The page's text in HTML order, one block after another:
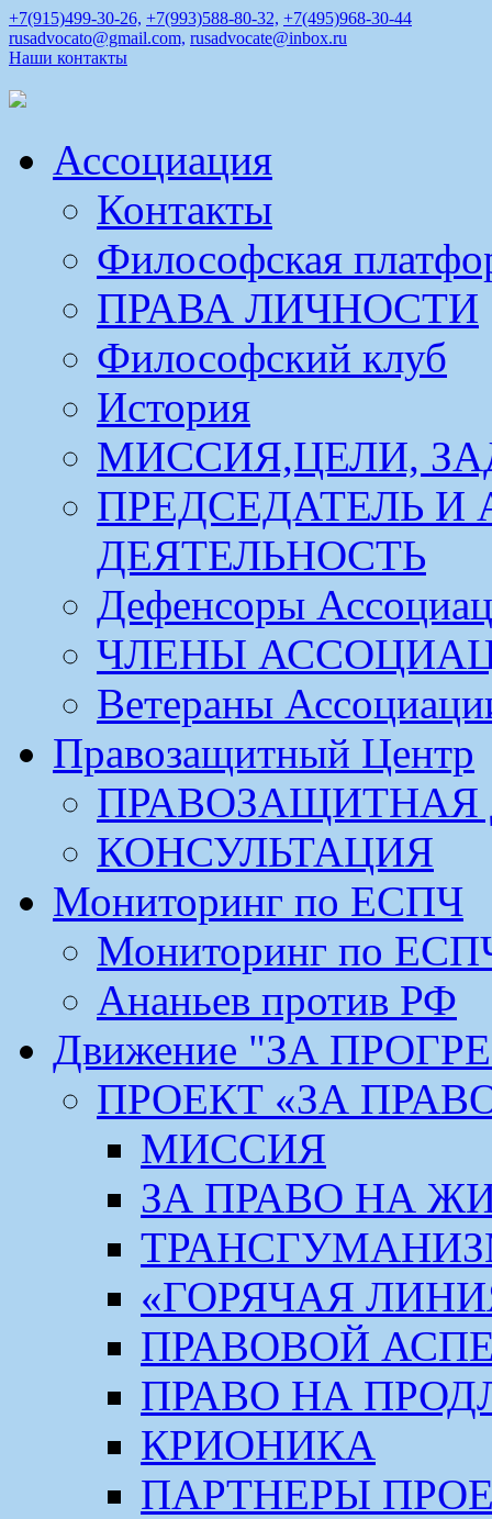
+7(915)499-30-26, +7(993)588-80-32, +7(495)968-30-44
rusadvocato@gmail.com, rusadvocate@inbox.ru
Наши контакты
Ассоциация
Контакты
Философская
ПРАВА ЛИЧНОСТИ
Философский клуб
История
МИССИЯ,ЦЕЛИ,
ПРЕДСЕДАТЕЛЬ И
ДЕЯТЕЛЬНОСТЬ
Дефенсоры
ЧЛЕНЫ
Ветераны
Правозащитный Центр
ПРАВОЗАЩИТНАЯ
КОНСУЛЬТАЦИЯ
Мониторинг по ЕСПЧ
Мониторинг по
Ананьев против РФ
Движение "ЗА
ПРОЕКТ «ЗА
МИССИЯ
ЗА ПРАВО НА
«ГОРЯЧАЯ
ПРАВОВОЙ
ПРАВО НА
КРИОНИКА
ПАРТНЕРЫ